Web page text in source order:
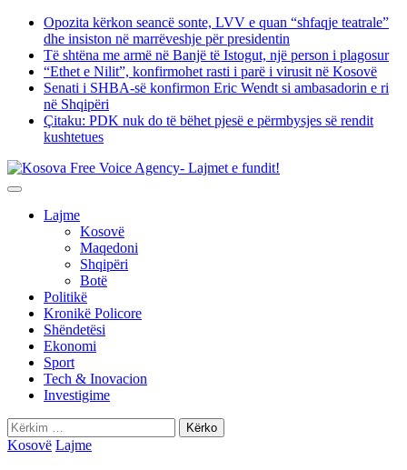
Skip
content
Opozita kërkon seancë sonte, LVV e quan “shfaqje teatrale”
dhe insiston në marrëveshje për presidentin
Të shtëna me armë në Banjë të Istogut, një person i plagosur
“Ethet e Nilit”, konfirmohet rasti i parë i virusit në Kosovë
Senati i SHBA-së konfirmon Eric Wendt si ambasadorin e ri
në Shqipëri
​Çitaku: PDK nuk do të bëhet pjesë e përmbysjes së rendit
kushtetues
Lajme
Kosovë
Maqedoni
Shqipëri
Botë
Politikë
Kronikë Policore
Shëndetësi
Ekonomi
Sport
Tech & Inovacion
Investigime
Kërko
për:
Kosovë Lajme